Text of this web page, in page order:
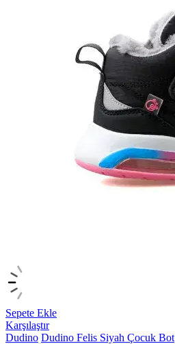
Sepete Ekle
Karşılaştır
Dudino Dudino Felis Siyah Çocuk Bot